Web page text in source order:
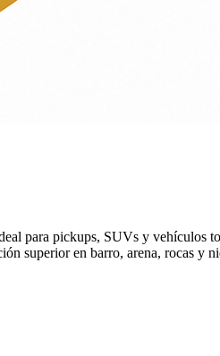
para pickups, SUVs y vehículos
superior en barro, arena, rocas y